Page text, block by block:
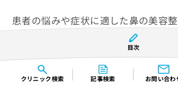
クリニック検索 記事検索 お問い合わ
患者の悩みや症状に適した鼻の美容整
鼻の施術は、鼻プロテーゼ（隆鼻術）
ュ、ヒアルロン酸注射、小鼻縮小脂
形成、人中短縮術などの豊富な種類
す。抜糸を必要とする施術をする場
目次